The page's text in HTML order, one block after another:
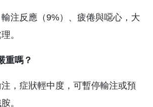
注反應（9%）、疲倦與噁心，大
。
重嗎？
，症狀輕中度，可暫停輸注或預
。